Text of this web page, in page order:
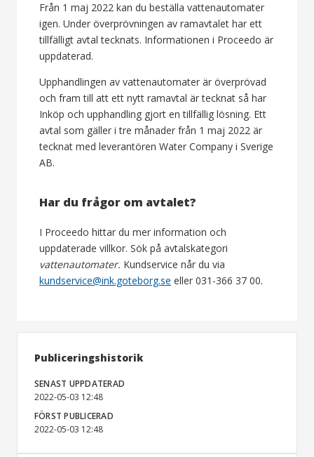
Från 1 maj 2022 kan du beställa vattenautomater
igen. Under överprövningen av ramavtalet har ett
tillfälligt avtal tecknats. Informationen i Proceedo är
uppdaterad.
Upphandlingen av vattenautomater är överprövad
och fram till att ett nytt ramavtal är tecknat så har
Inköp och upphandling gjort en tillfällig lösning. Ett
avtal som gäller i tre månader från 1 maj 2022 är
tecknat med leverantören Water Company i Sverige
AB.
Har du frågor om avtalet?
I Proceedo hittar du mer information och
uppdaterade villkor. Sök på avtalskategori
vattenautomater. Kundservice når du via
kundservice@ink.goteborg.se eller 031-366 37 00.
Publiceringshistorik
SENAST UPPDATERAD
2022-05-03 12:48
FÖRST PUBLICERAD
2022-05-03 12:48